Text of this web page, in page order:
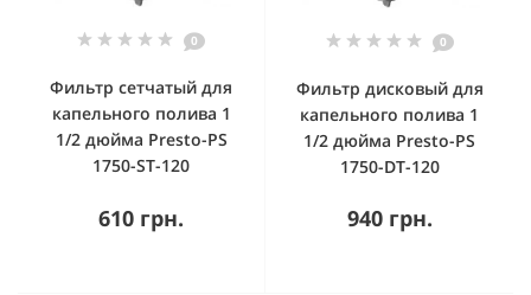
0
Фильтр сетчатый для
капельного полива 1
1/2 дюйма Presto-PS
1750-ST-120
610 грн.
0
Фильтр дисковый для
капельного полива 1
1/2 дюйма Presto-PS
1750-DT-120
940 грн.